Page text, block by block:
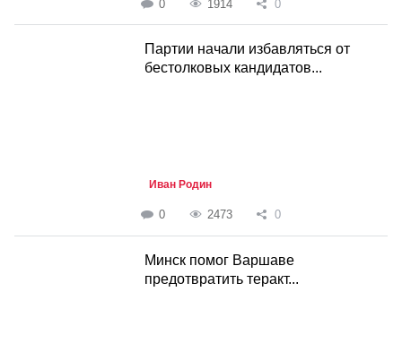
0 1914 0
Партии начали избавляться от
бестолковых кандидатов...
Иван Родин
0 2473 0
Минск помог Варшаве
предотвратить теракт...